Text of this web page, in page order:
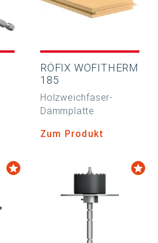
RÖFIX WOFITHERM
185
Holzweichfaser-
Dämmplatte
Zum Produkt